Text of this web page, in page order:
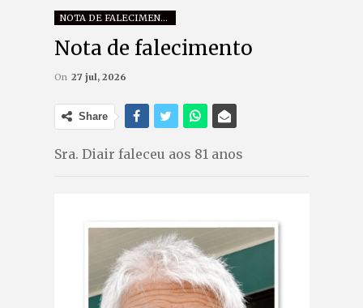
NOTA DE FALECIMENTO
Nota de falecimento
On 27 jul, 2026
Share
Sra. Diair faleceu aos 81 anos